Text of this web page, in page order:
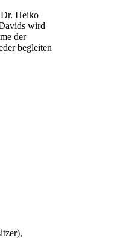
Heiko
wird
der
begleiten